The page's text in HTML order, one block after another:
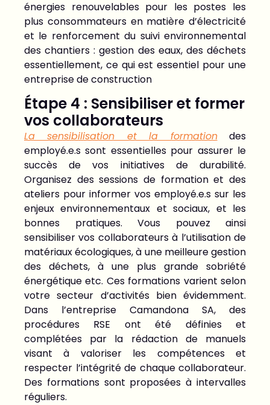
énergies renouvelables pour les postes les
plus consommateurs en matière d’électricité
et le renforcement du suivi environnemental
des chantiers : gestion des eaux, des déchets
essentiellement, ce qui est essentiel pour une
entreprise de construction
Étape 4 : Sensibiliser et former
vos collaborateurs
La sensibilisation et la formationdes
employé.e.s sont essentielles pour assurer le
succès de vos initiatives de durabilité.
Organisez des sessions de formation et des
ateliers pour informer vos employé.e.s sur les
enjeux environnementaux et sociaux, et les
bonnes pratiques. Vous pouvez ainsi
sensibiliser vos collaborateurs à l’utilisation de
matériaux écologiques, à une meilleure gestion
des déchets, à une plus grande sobriété
énergétique etc. Ces formations varient selon
votre secteur d’activités bien évidemment.
Dans l’entreprise Camandona SA, des
procédures RSE ont été définies et
complétées par la rédaction de manuels
visant à valoriser les compétences et
respecter l’intégrité de chaque collaborateur.
Des formations sont proposées à intervalles
réguliers.